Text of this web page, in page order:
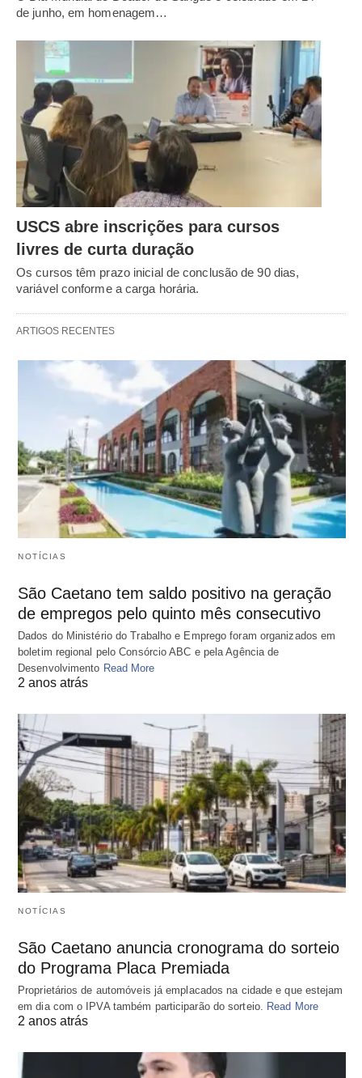
de junho, em homenagem…
USCS abre inscrições para cursos
livres de curta duração
Os cursos têm prazo inicial de conclusão de 90 dias,
variável conforme a carga horária.
ARTIGOS RECENTES
NOTÍCIAS
São Caetano tem saldo positivo na geração
de empregos pelo quinto mês consecutivo
Dados do Ministério do Trabalho e Emprego foram organizados em
boletim regional pelo Consórcio ABC e pela Agência de
Desenvolvimento Read More
2 anos atrás
NOTÍCIAS
São Caetano anuncia cronograma do sorteio
do Programa Placa Premiada
Proprietários de automóveis já emplacados na cidade e que estejam
em dia com o IPVA também participarão do sorteio. Read More
2 anos atrás